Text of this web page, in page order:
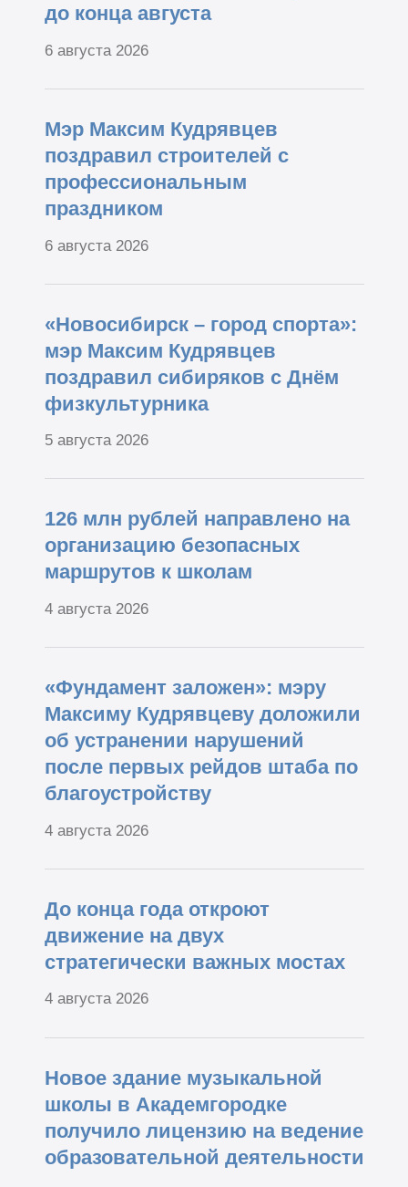
до конца августа
6 августа 2026
Мэр Максим Кудрявцев
поздравил строителей с
профессиональным
праздником
6 августа 2026
«Новосибирск – город спорта»:
мэр Максим Кудрявцев
поздравил сибиряков с Днём
физкультурника
5 августа 2026
126 млн рублей направлено на
организацию безопасных
маршрутов к школам
4 августа 2026
«Фундамент заложен»: мэру
Максиму Кудрявцеву доложили
об устранении нарушений
после первых рейдов штаба по
благоустройству
4 августа 2026
До конца года откроют
движение на двух
стратегически важных мостах
4 августа 2026
Новое здание музыкальной
школы в Академгородке
получило лицензию на ведение
образовательной деятельности